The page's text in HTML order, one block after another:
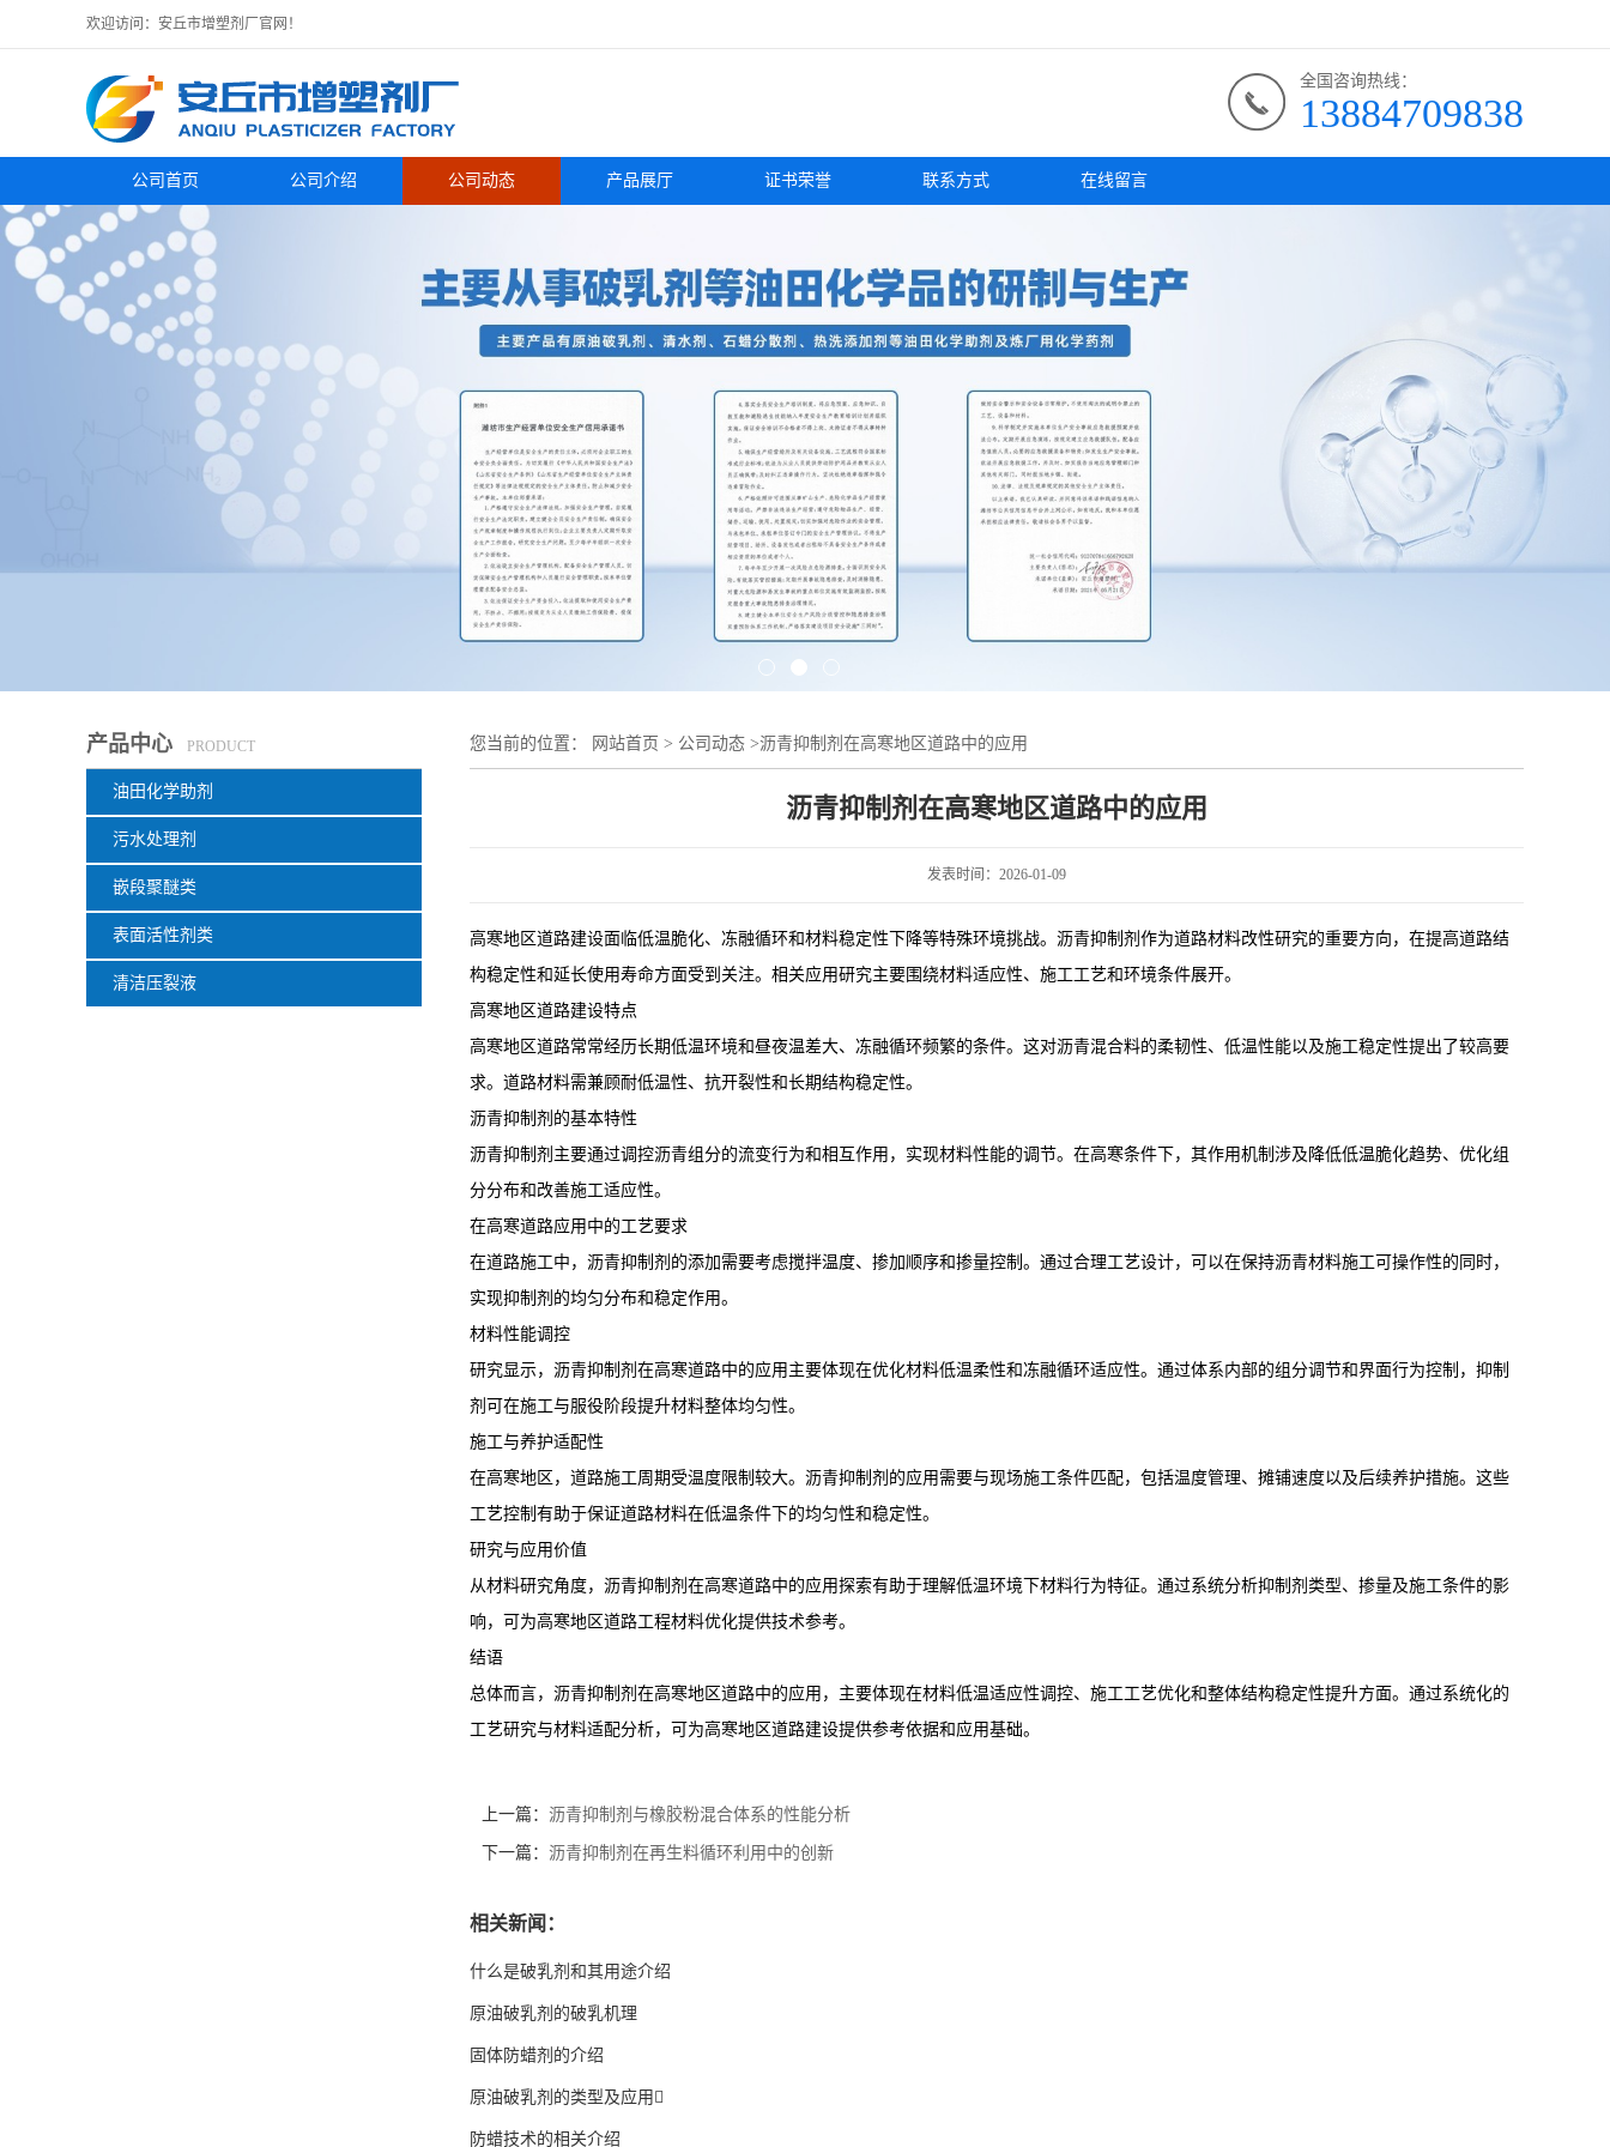
欢迎访问：安丘市增塑剂厂官网！
全国咨询热线：
13884709838
公司首页 公司介绍 公司动态 产品展厅 证书荣誉 联系方式 在线留言
产品中心 PRODUCT
油田化学助剂
污水处理剂
嵌段聚醚类
表面活性剂类
清洁压裂液
您当前的位置： 网站首页 > 公司动态 >沥青抑制剂在高寒地区道路中的应用
沥青抑制剂在高寒地区道路中的应用
发表时间：2026-01-09
高寒地区道路建设面临低温脆化、冻融循环和材料稳定性下降等特殊环境挑战。沥青抑制剂作为道路材料改性研究的重要方向，在提高道路结
构稳定性和延长使用寿命方面受到关注。相关应用研究主要围绕材料适应性、施工工艺和环境条件展开。
高寒地区道路建设特点
高寒地区道路常常经历长期低温环境和昼夜温差大、冻融循环频繁的条件。这对沥青混合料的柔韧性、低温性能以及施工稳定性提出了较高要
求。道路材料需兼顾耐低温性、抗开裂性和长期结构稳定性。
沥青抑制剂的基本特性
沥青抑制剂主要通过调控沥青组分的流变行为和相互作用，实现材料性能的调节。在高寒条件下，其作用机制涉及降低低温脆化趋势、优化组
分分布和改善施工适应性。
在高寒道路应用中的工艺要求
在道路施工中，沥青抑制剂的添加需要考虑搅拌温度、掺加顺序和掺量控制。通过合理工艺设计，可以在保持沥青材料施工可操作性的同时，
实现抑制剂的均匀分布和稳定作用。
材料性能调控
研究显示，沥青抑制剂在高寒道路中的应用主要体现在优化材料低温柔性和冻融循环适应性。通过体系内部的组分调节和界面行为控制，抑制
剂可在施工与服役阶段提升材料整体均匀性。
施工与养护适配性
在高寒地区，道路施工周期受温度限制较大。沥青抑制剂的应用需要与现场施工条件匹配，包括温度管理、摊铺速度以及后续养护措施。这些
工艺控制有助于保证道路材料在低温条件下的均匀性和稳定性。
研究与应用价值
从材料研究角度，沥青抑制剂在高寒道路中的应用探索有助于理解低温环境下材料行为特征。通过系统分析抑制剂类型、掺量及施工条件的影
响，可为高寒地区道路工程材料优化提供技术参考。
结语
总体而言，沥青抑制剂在高寒地区道路中的应用，主要体现在材料低温适应性调控、施工工艺优化和整体结构稳定性提升方面。通过系统化的
工艺研究与材料适配分析，可为高寒地区道路建设提供参考依据和应用基础。
上一篇： 沥青抑制剂与橡胶粉混合体系的性能分析
下一篇： 沥青抑制剂在再生料循环利用中的创新
相关新闻：
什么是破乳剂和其用途介绍
原油破乳剂的破乳机理
固体防蜡剂的介绍
原油破乳剂的类型及应用
防蜡技术的相关介绍